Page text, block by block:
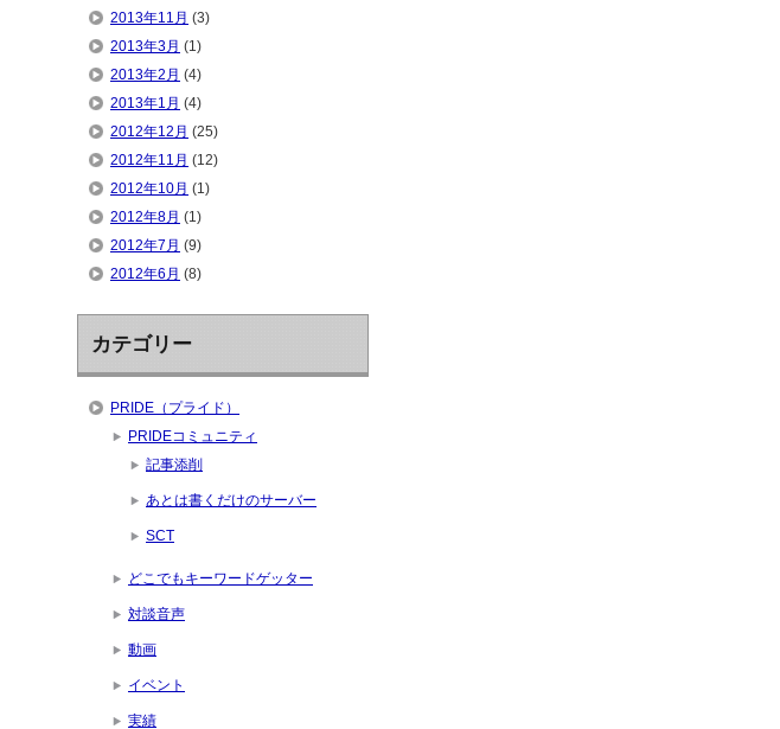
2013年11月 (3)
2013年3月 (1)
2013年2月 (4)
2013年1月 (4)
2012年12月 (25)
2012年11月 (12)
2012年10月 (1)
2012年8月 (1)
2012年7月 (9)
2012年6月 (8)
カテゴリー
PRIDE（プライド）
PRIDEコミュニティ
記事添削
あとは書くだけのサーバー
SCT
どこでもキーワードゲッター
対談音声
動画
イベント
実績